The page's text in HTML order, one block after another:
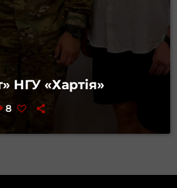
НГУ «Хартія»
8